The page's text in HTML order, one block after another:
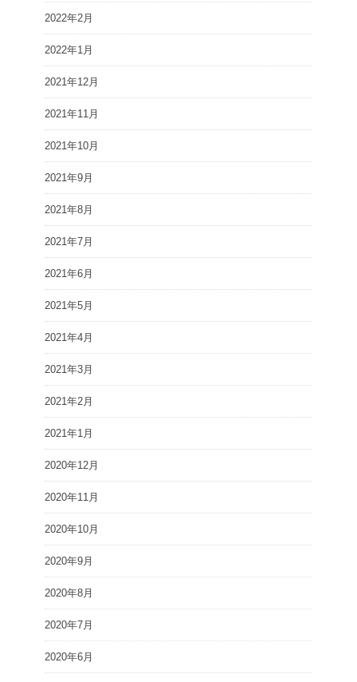
2022年2月
2022年1月
2021年12月
2021年11月
2021年10月
2021年9月
2021年8月
2021年7月
2021年6月
2021年5月
2021年4月
2021年3月
2021年2月
2021年1月
2020年12月
2020年11月
2020年10月
2020年9月
2020年8月
2020年7月
2020年6月